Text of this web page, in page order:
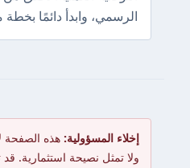
الرسمي، وابدأ دائمًا
إخلاء المسؤولية: هذه الصفحة
ولا تمثل نصيحة استثمارية. قد